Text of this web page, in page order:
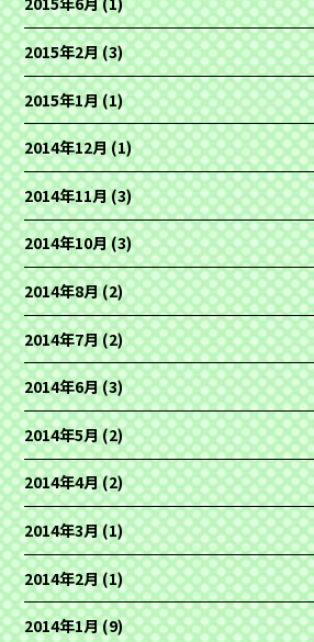
2015年2月(3)
2015年1月(1)
2014年12月(1)
2014年11月(3)
2014年10月(3)
2014年8月(2)
2014年7月(2)
2014年6月(3)
2014年5月(2)
2014年4月(2)
2014年3月(1)
2014年2月(1)
2014年1月(9)